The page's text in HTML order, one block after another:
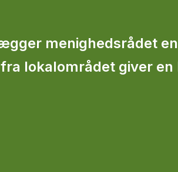
menighedsrådet en
lokalområdet giver en